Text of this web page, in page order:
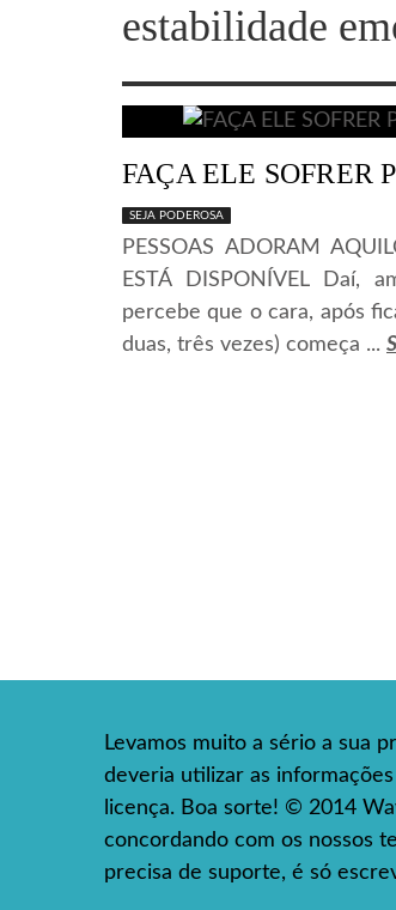
estabilidade
FAÇA ELE SOFRER
SEJA PODEROSA
PESSOAS ADORAM
ESTÁ DISPONÍVEL Daí,
percebe que o cara, após
duas, três vezes) começa ...
Levamos muito a sério a sua
deveria utilizar as
licença. Boa sorte! © 2014
concordando com os nossos
precisa de suporte, é só